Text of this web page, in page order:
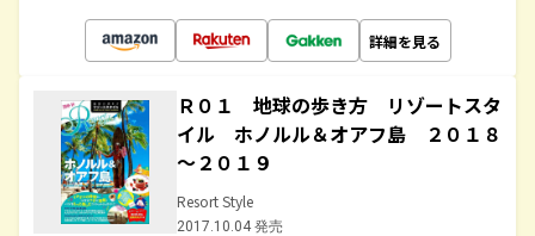
詳細を見る
Ｒ０１ 地球の歩き方 リゾートスタ
イル ホノルル＆オアフ島 ２０１８
～２０１９
Resort Style
2017.10.04 発売